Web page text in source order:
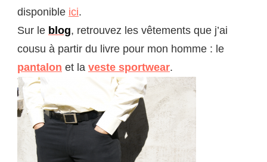
disponible ici.
Sur le blog, retrouvez les vêtements que j’ai
cousu à partir du livre pour mon homme : le
pantalon et la veste sportwear.